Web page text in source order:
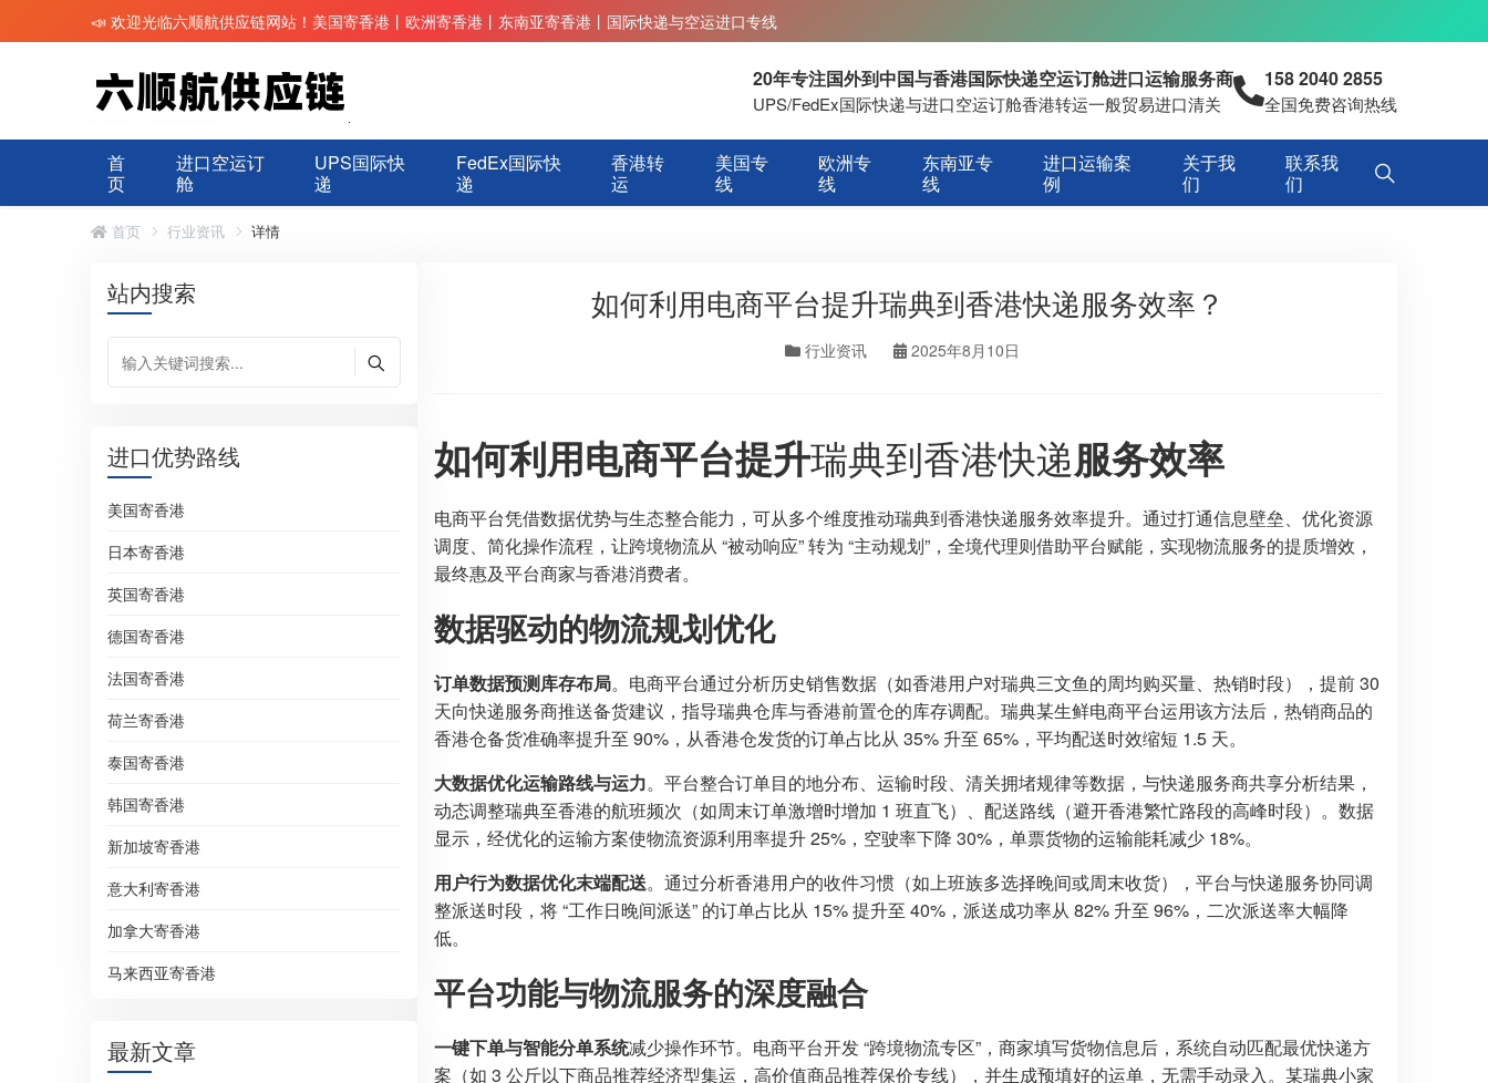
📣 欢迎光临六顺航供应链网站！美国寄香港丨欧洲寄香港丨东南亚寄香港丨国际快递与空运进口专线
20年专注国外到中国与香港国际快递空运订舱进口运输服务商
UPS/FedEx国际快递与进口空运订舱香港转运一般贸易进口清关
158 2040 2855
全国免费咨询热线
首
页
进口空运订
舱
UPS国际快
递
FedEx国际快
递
香港转
运
美国专
线
欧洲专
线
东南亚专
线
进口运输案
例
关于我
们
联系我
们
首页 行业资讯 详情
站内搜索
进口优势路线
美国寄香港
日本寄香港
英国寄香港
德国寄香港
法国寄香港
荷兰寄香港
泰国寄香港
韩国寄香港
新加坡寄香港
意大利寄香港
加拿大寄香港
马来西亚寄香港
最新文章
如何利用电商平台提升瑞典到香港快递服务效率？​
行业资讯 2025年8月10日
如何利用电商平台提升瑞典到香港快递服务效率
电商平台凭借数据优势与生态整合能力，可从多个维度推动瑞典到香港快递服务效率提升。通过打通信息壁垒、优化资源
调度、简化操作流程，让跨境物流从 “被动响应” 转为 “主动规划”，全境代理则借助平台赋能，实现物流服务的提质增效，
最终惠及平台商家与香港消费者。
数据驱动的物流规划优化
订单数据预测库存布局。电商平台通过分析历史销售数据（如香港用户对瑞典三文鱼的周均购买量、热销时段），提前 30
天向快递服务商推送备货建议，指导瑞典仓库与香港前置仓的库存调配。瑞典某生鲜电商平台运用该方法后，热销商品的
香港仓备货准确率提升至 90%，从香港仓发货的订单占比从 35% 升至 65%，平均配送时效缩短 1.5 天。
大数据优化运输路线与运力。平台整合订单目的地分布、运输时段、清关拥堵规律等数据，与快递服务商共享分析结果，
动态调整瑞典至香港的航班频次（如周末订单激增时增加 1 班直飞）、配送路线（避开香港繁忙路段的高峰时段）。数据
显示，经优化的运输方案使物流资源利用率提升 25%，空驶率下降 30%，单票货物的运输能耗减少 18%。
用户行为数据优化末端配送。通过分析香港用户的收件习惯（如上班族多选择晚间或周末收货），平台与快递服务协同调
整派送时段，将 “工作日晚间派送” 的订单占比从 15% 提升至 40%，派送成功率从 82% 升至 96%，二次派送率大幅降
低。
平台功能与物流服务的深度融合
一键下单与智能分单系统减少操作环节。电商平台开发 “跨境物流专区”，商家填写货物信息后，系统自动匹配最优快递方
案（如 3 公斤以下商品推荐经济型集运，高价值商品推荐保价专线），并生成预填好的运单，无需手动录入。某瑞典小家